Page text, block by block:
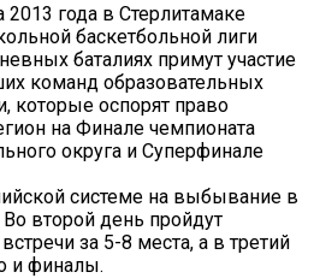
года в Стерлитамаке
баскетбольной лиги
баталиях примут участие
команд образовательных
которые оспорят право
на Финале чемпионата
округа и Суперфинале
системе на выбывание в
второй день пройдут
за 5-8 места, а в третий
и финалы.